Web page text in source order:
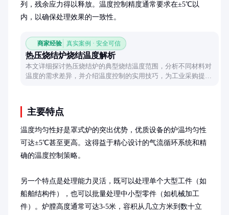
列，残余应力得以释放。温度控制精度通常要求在±5℃以
内，以确保处理效果的一致性。
商家经验 真实案例 · 安全可信
热压烧结炉烧结温度解析
本文详细探讨热压烧结炉的典型烧结温度范围，分析不同材料对
温度的需求差异，并介绍温度控制的实用技巧，为工业采购提供
主要特点
温度均匀性好是罩式炉的突出优势，优质设备的炉温均匀性
可达±5℃甚至更高。这得益于精心设计的气流循环系统和精
确的温度控制策略。
另一个特点是处理能力灵活，既可以处理单个大型工件（如
船舶结构件），也可以批量处理中小型零件（如机械加工
件）。炉膛高度通常可达3-5米，容积从几立方米到数十立